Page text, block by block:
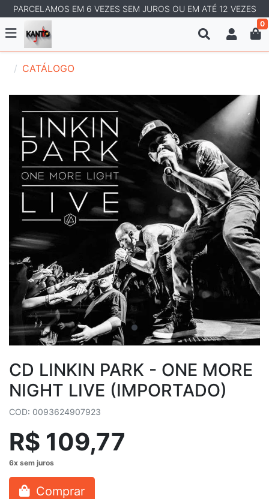
PARCELAMOS EM 6 VEZES SEM JUROS OU EM ATÉ 12 VEZES
0
CATÁLOGO
CD LINKIN PARK - ONE MORE
NIGHT LIVE (IMPORTADO)
COD: 0093624907923
R$ 109,77
Comprar